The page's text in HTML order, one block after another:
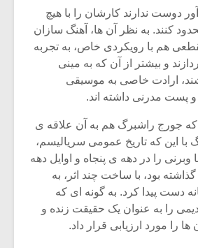
دوست ندارند کارشان را با هیچ
کنند. به نظر آن ها، آهنگ سازان
هم با رویکردی خاص، به تجربه
و بیشتر از آن که به مینی
ارادت خاصی به موسیقی
و پست مدرنی داشته اند.
که جورج راشبرگ هم به آن علاقه ی
با این که تاریخ عمومی سریالیسم،
را در دهه ی پنجاه و اوایل دهه
بود، با ساخت چند اثر، به
دست پیدا کرد. به گونه ای که
را به عنوان یک حقیقت زنده و
را مورد ارزیابی قرار داد.